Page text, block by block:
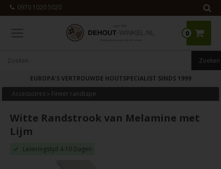
0970 1020 5020
0
EUROPA’S VERTROUWDE HOUTSPECIALIST SINDS 1999
Accessoires » Fineer randtape
Witte Randstrook van Melamine met
Lijm
Leveringstijd 4-10 Dagen